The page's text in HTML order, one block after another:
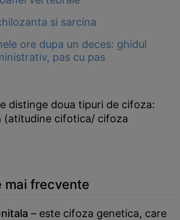
si sarcina
ore dupa un deces: ghidul
pas cu pas
distinge doua tipuri de cifoza:
(atitudine cifotica/ cifoza
mai frecvente
– este cifoza genetica, care